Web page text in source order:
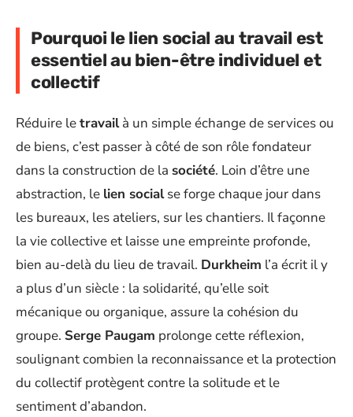
Pourquoi le lien social au travail est
essentiel au bien-être individuel et
collectif
Réduire letravailà un simple échange de services ou
de biens, c’est passer à côté de son rôle fondateur
dans la construction de la société. Loin d’être une
abstraction, le lien socialse forge chaque jour dans
les bureaux, les ateliers, sur les chantiers. Il façonne
la vie collective et laisse une empreinte profonde,
bien au-delà du lieu de travail. Durkheim l’a écrit il y
a plus d’un siècle : la solidarité, qu’elle soit
mécanique ou organique, assure la cohésion du
groupe. Serge Paugam prolonge cette réflexion,
soulignant combien la reconnaissance et la protection
du collectif protègent contre la solitude et le
sentiment d’abandon.